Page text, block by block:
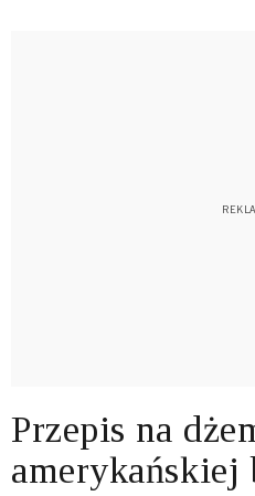
Przepis na
amerykańskiej